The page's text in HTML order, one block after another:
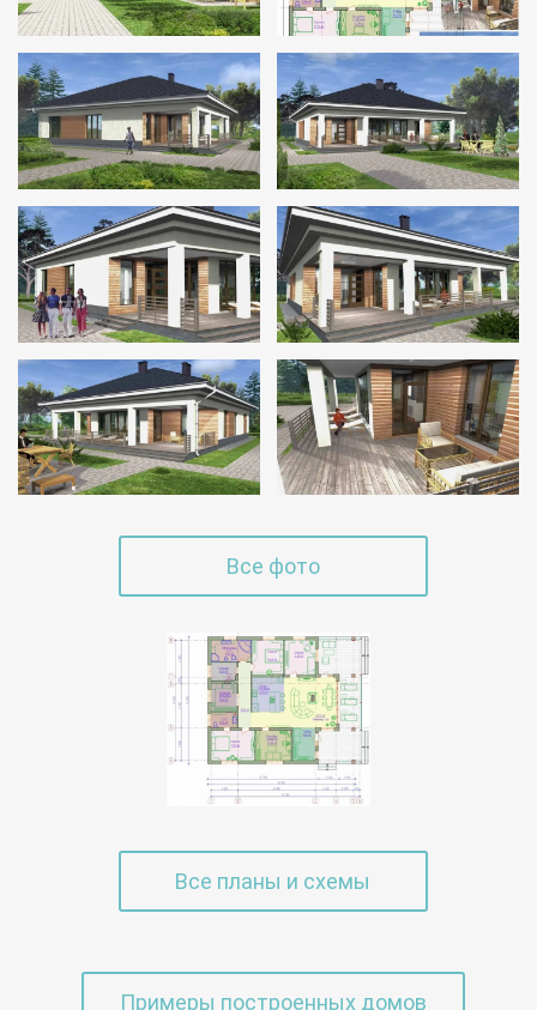
Все фото
Все планы и схемы
Примеры построенных домов